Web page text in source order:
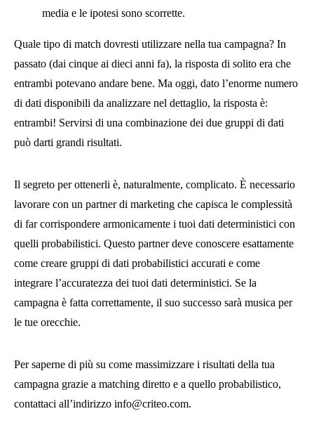
media e le ipotesi sono scorrette.
Quale tipo di match dovresti utilizzare nella tua campagna? In
passato (dai cinque ai dieci anni fa), la risposta di solito era che
entrambi potevano andare bene. Ma oggi, dato l’enorme numero
di dati disponibili da analizzare nel dettaglio, la risposta è:
entrambi! Servirsi di una combinazione dei due gruppi di dati
può darti grandi risultati.
Il segreto per ottenerli è, naturalmente, complicato. È necessario
lavorare con un partner di marketing che capisca le complessità
di far corrispondere armonicamente i tuoi dati deterministici con
quelli probabilistici. Questo partner deve conoscere esattamente
come creare gruppi di dati probabilistici accurati e come
integrare l’accuratezza dei tuoi dati deterministici. Se la
campagna è fatta correttamente, il suo successo sarà musica per
le tue orecchie.
Per saperne di più su come massimizzare i risultati della tua
campagna grazie a matching diretto e a quello probabilistico,
contattaci all’indirizzo info@criteo.com.